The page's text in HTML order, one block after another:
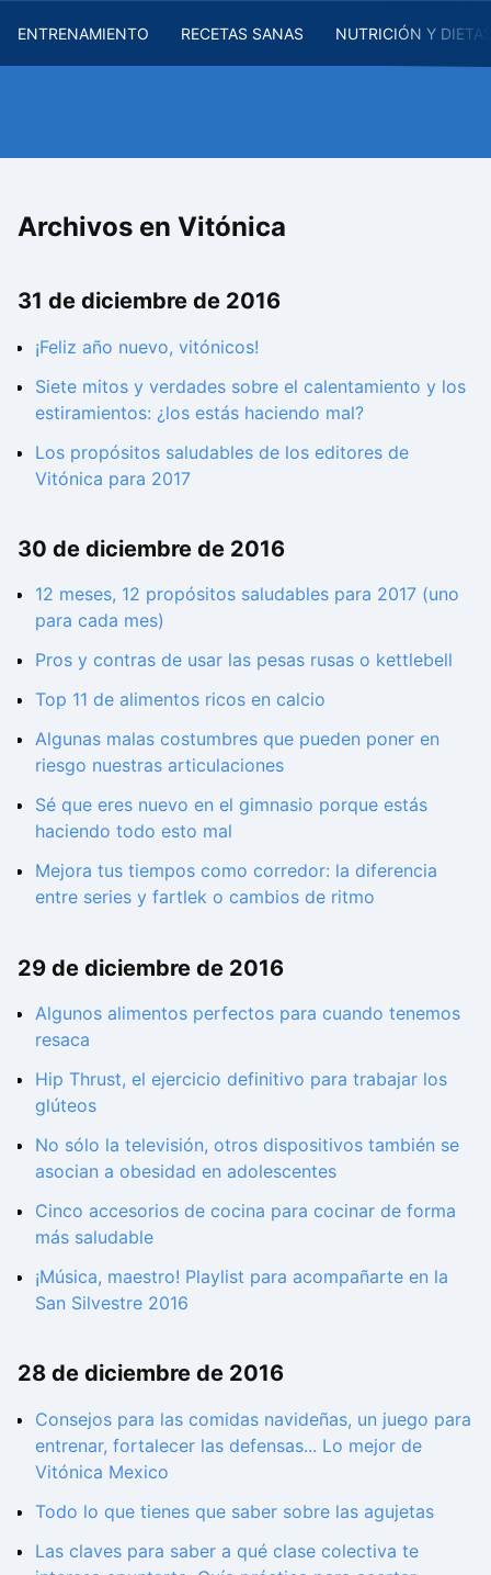
ENTRENAMIENTO RECETAS SANAS NUTRICIÓN Y
Archivos en Vitónica
31 de diciembre de 2016
¡Feliz año nuevo, vitónicos!
Siete mitos y verdades sobre el calentamiento y los
estiramientos: ¿los estás haciendo mal?
Los propósitos saludables de los editores de
Vitónica para 2017
30 de diciembre de 2016
12 meses, 12 propósitos saludables para 2017 (uno
para cada mes)
Pros y contras de usar las pesas rusas o kettlebell
Top 11 de alimentos ricos en calcio
Algunas malas costumbres que pueden poner en
riesgo nuestras articulaciones
Sé que eres nuevo en el gimnasio porque estás
haciendo todo esto mal
Mejora tus tiempos como corredor: la diferencia
entre series y fartlek o cambios de ritmo
29 de diciembre de 2016
Algunos alimentos perfectos para cuando tenemos
resaca
Hip Thrust, el ejercicio definitivo para trabajar los
glúteos
No sólo la televisión, otros dispositivos también se
asocian a obesidad en adolescentes
Cinco accesorios de cocina para cocinar de forma
más saludable
¡Música, maestro! Playlist para acompañarte en la
San Silvestre 2016
28 de diciembre de 2016
Consejos para las comidas navideñas, un juego para
entrenar, fortalecer las defensas... Lo mejor de
Vitónica Mexico
Todo lo que tienes que saber sobre las agujetas
Las claves para saber a qué clase colectiva te